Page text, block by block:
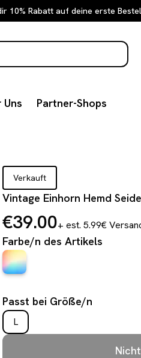
10% Rabatt auf deine erste
Uns Partner-Shops
Verkauft
Vintage Einhorn Hemd
€39.00+ est. 5.99€
Farbe/n des Artikels
Passt bei Größe/n
L